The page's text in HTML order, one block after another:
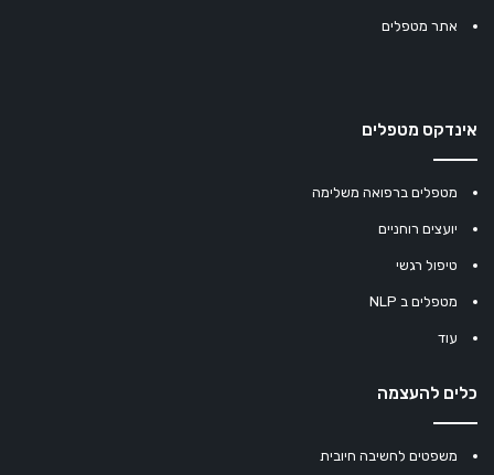
אתר מטפלים
אינדקס מטפלים
מטפלים ברפואה משלימה
יועצים רוחניים
טיפול רגשי
מטפלים ב NLP
עוד
כלים להעצמה
משפטים לחשיבה חיובית